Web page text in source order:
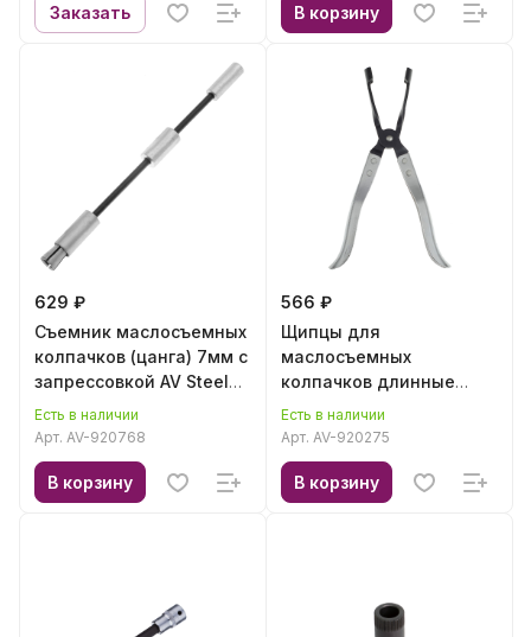
Заказать В корзину
629 ₽
Съемник маслосъемных
колпачков (цанга) 7мм с
запрессовкой AV Steel
AV-920768
Есть в наличии
Арт. AV-920768
В корзину
566 ₽
Щипцы для
маслосъемных
колпачков длинные
275мм AV Steel AV-
920275
Есть в наличии
Арт. AV-920275
В корзину